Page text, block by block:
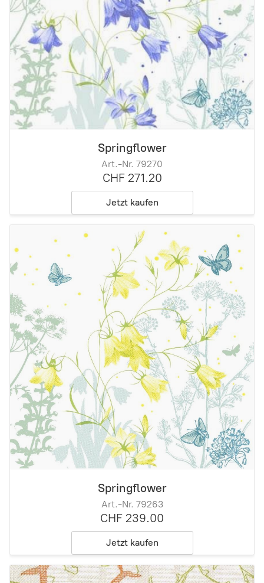
Springflower
Art.-Nr. 79270
CHF 271.20
Jetzt kaufen
Springflower
Art.-Nr. 79263
CHF 239.00
Jetzt kaufen